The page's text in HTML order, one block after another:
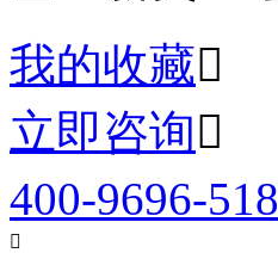
我的收藏
立即咨询
400-9696-518
